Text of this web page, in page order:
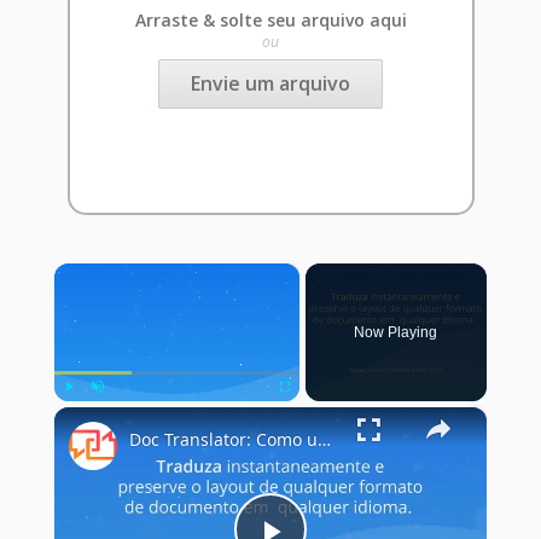
Arraste & solte seu arquivo aqui
ou
Envie um arquivo
×
Play Unmute Fullscreen
Now Playing
×
Doc Translator: Como uso o tradutor de documentos?